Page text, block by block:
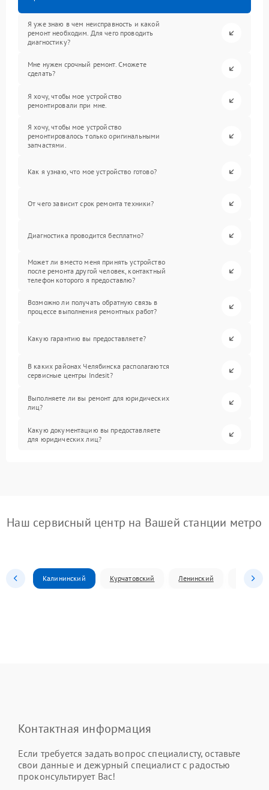
Я уже знаю в чем неисправность и какой
ремонт необходим. Для чего проводить
диагностику?
Мне нужен срочный ремонт. Сможете
сделать?
Я хочу, чтобы мое устройство
ремонтировали при мне.
Я хочу, чтобы мое устройство
ремонтировалось только оригинальными
запчастями.
Как я узнаю, что мое устройство готово?
От чего зависит срок ремонта техники?
Диагностика проводится бесплатно?
Может ли вместо меня принять устройство
после ремонта другой человек, контактный
телефон которого я предоставлю?
Возможно ли получать обратную связь в
процессе выполнения ремонтных работ?
Какую гарантию вы предоставляете?
В каких районах Челябинска располагаются
сервисные центры Indesit?
Выполняете ли вы ремонт для юридических
лиц?
Какую документацию вы предоставляете
для юридических лиц?
Наш сервисный центр на Вашей станции метро
Калининский Курчатовский Ленинский
Контактная информация
Если требуется задать вопрос специалисту, оставьте
свои данные и дежурный специалист с радостью
проконсультирует Вас!